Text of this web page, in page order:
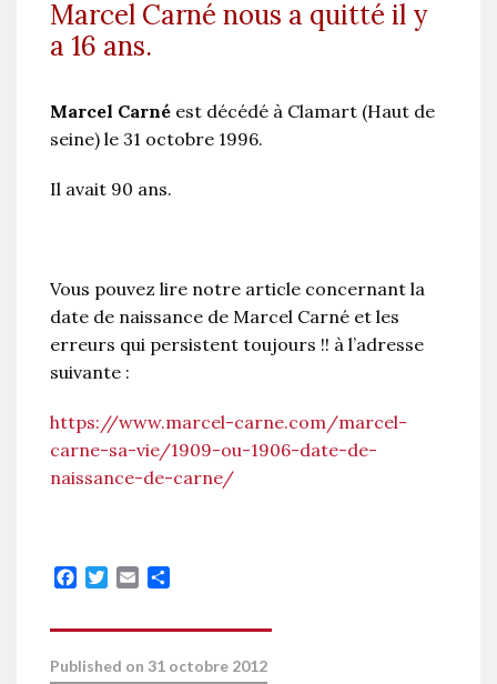
Marcel Carné nous a quitté il y
a 16 ans.
Marcel Carné est décédé à Clamart (Haut de
seine) le 31 octobre 1996.
Il avait 90 ans.
Vous pouvez lire notre article concernant la
date de naissance de Marcel Carné et les
erreurs qui persistent toujours !! à l’adresse
suivante :
https://www.marcel-carne.com/marcel-
carne-sa-vie/1909-ou-1906-date-de-
naissance-de-carne/
Facebook
TwitterEmail
Published on 31 octobre 2012